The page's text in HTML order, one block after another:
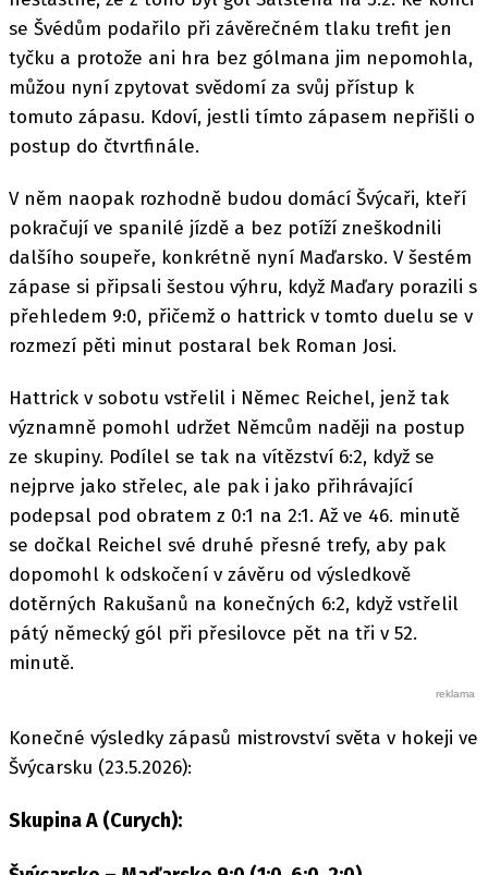
se Švédům podařilo při závěrečném tlaku trefit jen
tyčku a protože ani hra bez gólmana jim nepomohla,
můžou nyní zpytovat svědomí za svůj přístup k
tomuto zápasu. Kdoví, jestli tímto zápasem nepřišli o
postup do čtvrtfinále.
V něm naopak rozhodně budou domácí Švýcaři, kteří
pokračují ve spanilé jízdě a bez potíží zneškodnili
dalšího soupeře, konkrétně nyní Maďarsko. V šestém
zápase si připsali šestou výhru, když Maďary porazili s
přehledem 9:0, přičemž o hattrick v tomto duelu se v
rozmezí pěti minut postaral bek Roman Josi.
Hattrick v sobotu vstřelil i Němec Reichel, jenž tak
významně pomohl udržet Němcům naději na postup
ze skupiny. Podílel se tak na vítězství 6:2, když se
nejprve jako střelec, ale pak i jako přihrávající
podepsal pod obratem z 0:1 na 2:1. Až ve 46. minutě
se dočkal Reichel své druhé přesné trefy, aby pak
dopomohl k odskočení v závěru od výsledkově
dotěrných Rakušanů na konečných 6:2, když vstřelil
pátý německý gól při přesilovce pět na tři v 52.
minutě.
Konečné výsledky zápasů mistrovství světa v hokeji ve
Švýcarsku (23.5.2026):
Skupina A (Curych):